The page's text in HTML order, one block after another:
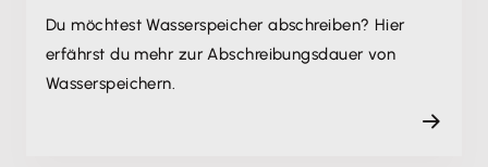
Du möchtest Wasserspeicher abschreiben? Hier
erfährst du mehr zur Abschreibungsdauer von
Wasserspeichern.